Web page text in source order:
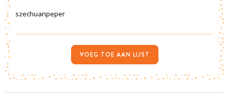
szechuanpeper
VOEG TOE AAN LIJST